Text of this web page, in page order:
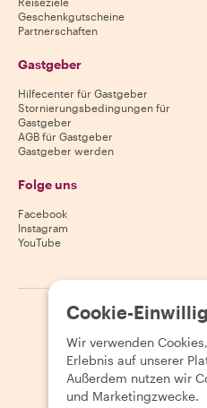
Geschenkgutscheine
Partnerschaften
Gastgeber
Hilfecenter für Gastgeber
Stornierungsbedingungen für
Gastgeber
AGB für Gastgeber
Gastgeber werden
Folge uns
Facebook
Instagram
YouTube
2026 Withlocals.com |
Cookie-
Wir verwenden
Erlebnis auf unserer
Außerdem nutzen wir
und Marketingzwecke.